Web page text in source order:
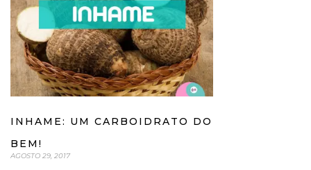
INHAME: UM CARBOIDRATO DO
BEM!
AGOSTO 29, 2017